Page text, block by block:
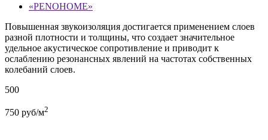
«PENOHOME»
Повышенная звукоизоляция достигается применением слоев
разной плотности и толщины, что создает значительное
удельное акустическое сопротивление и приводит к
ослаблению резонансных явлений на частотах собственных
колебаний слоев.
500
750 руб/м2